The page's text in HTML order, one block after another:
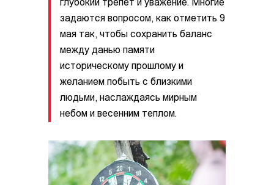
глубокий трепет и уважение. Многие
задаются вопросом, как отметить 9
мая так, чтобы сохранить баланс
между данью памяти
историческому прошлому и
желанием побыть с близкими
людьми, наслаждаясь мирным
небом и весенним теплом.